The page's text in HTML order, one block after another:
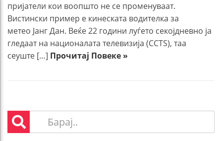
пријатели кои воопшто не се променуваат.
Вистински пример е кинеската водителка за
метео Јанг Дан. Веќе 22 години луѓето секојдневно ја
гледаат на националата телевизија (CCTS), таа
сеуште […] Прочитај Повеке »